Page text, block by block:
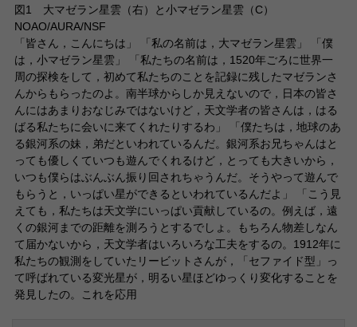
図1 大マゼラン星雲（右）と小マゼラン星雲（C）
NOAO/AURA/NSF
「皆さん，こんにちは」 「私の名前は，大マゼラン星雲」 「僕
は，小マゼラン星雲」 「私たちの名前は，1520年ごろに世界一
周の探検をして，初めて私たちのことを記録に残したマゼランさ
んからもらったのよ。南半球からしか見えないので，日本の皆さ
んにはあまりおなじみではないけど，天文学者の皆さんは，はる
ばる私たちに会いに来てくれたりするわ」 「僕たちは，地球のあ
る銀河系の妹，弟だといわれているんだ。銀河系お兄ちゃんはと
っても優しくていつも遊んでくれるけど，とっても大きいから，
いつも僕らはぶんぶん振り回されちゃうんだ。そうやって遊んで
もらうと，いっぱい星ができるといわれているんだよ」 「こう見
えても，私たちは天文学にいっぱい貢献しているの。例えば，遠
くの銀河までの距離を測ろうとするでしょ。もちろん物差しなん
て届かないから，天文学者はいろいろな工夫をするの。1912年に
私たちの観測をしていたリービットさんが，「セファイド型」っ
て呼ばれている変光星が，明るい星ほどゆっくり変化することを
発見したの。これを応用